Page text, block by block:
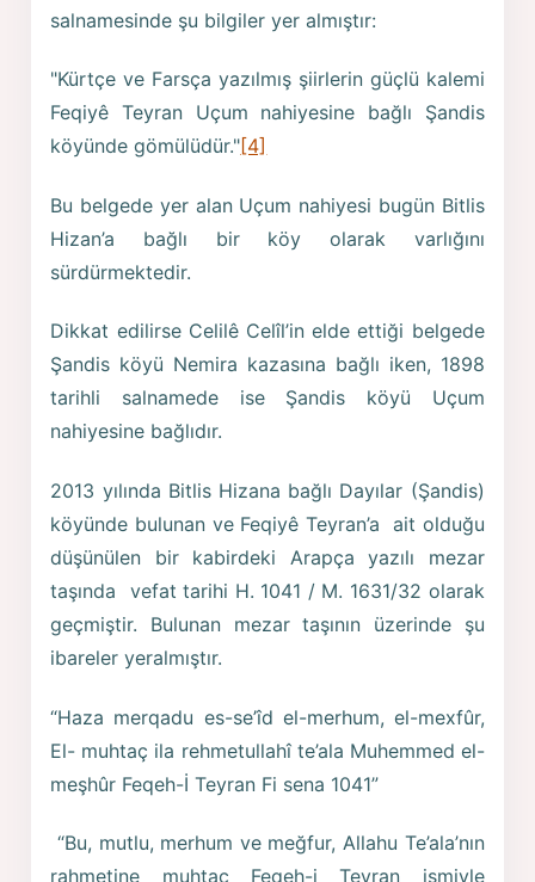
salnamesinde şu bilgiler yer almıştır:
"Kürtçe ve Farsça yazılmış şiirlerin güçlü kalemi
Feqiyê Teyran Uçum nahiyesine bağlı Şandis
köyünde gömülüdür."[4]
Bu belgede yer alan Uçum nahiyesi bugün Bitlis
Hizan’a bağlı bir köy olarak varlığını
sürdürmektedir.
Dikkat edilirse Celilê Celîl’in elde ettiği belgede
Şandis köyü Nemira kazasına bağlı iken, 1898
tarihli salnamede ise Şandis köyü Uçum
nahiyesine bağlıdır.
2013 yılında Bitlis Hizana bağlı Dayılar (Şandis)
köyünde bulunan ve Feqiyê Teyran’a ait olduğu
düşünülen bir kabirdeki Arapça yazılı mezar
taşında vefat tarihi H. 1041 / M. 1631/32 olarak
geçmiştir. Bulunan mezar taşının üzerinde şu
ibareler yeralmıştır.
“Haza merqadu es-se’îd el-merhum, el-mexfûr,
El- muhtaç ila rehmetullahî te’ala Muhemmed el-
meşhûr Feqeh-İ Teyran Fi sena 1041”
“Bu, mutlu, merhum ve meğfur, Allahu Te’ala’nın
rahmetine muhtaç Feqeh-i Teyran ismiyle